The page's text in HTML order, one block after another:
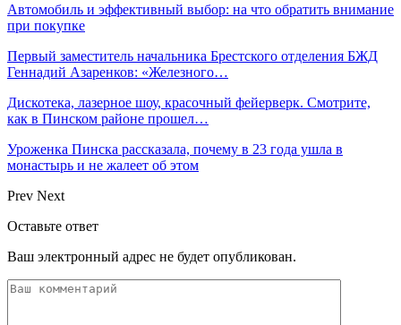
Автомобиль и эффективный выбор: на что обратить внимание
при покупке
Первый заместитель начальника Брестского отделения БЖД
Геннадий Азаренков: «Железного…
Дискотека, лазерное шоу, красочный фейерверк. Смотрите,
как в Пинском районе прошел…
Уроженка Пинска рассказала, почему в 23 года ушла в
монастырь и не жалеет об этом
Prev Next
Оставьте ответ
Ваш электронный адрес не будет опубликован.